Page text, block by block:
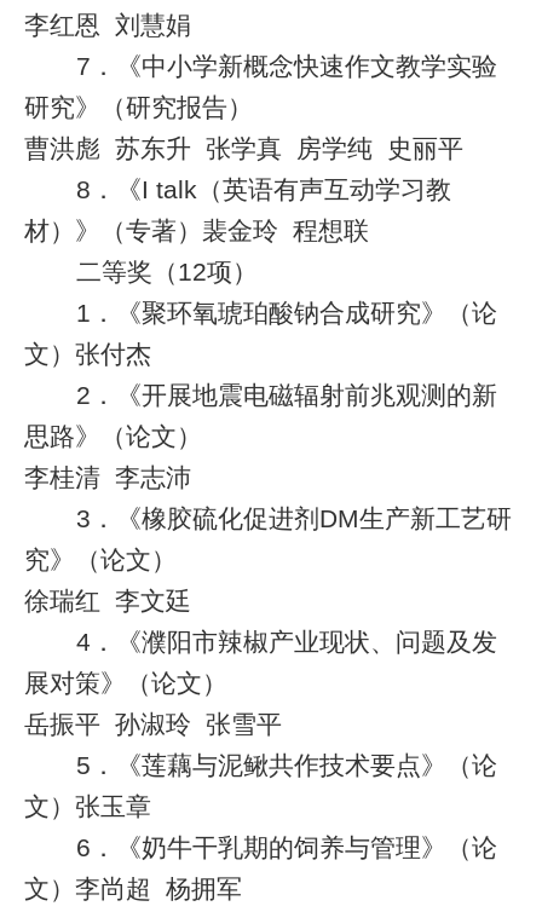
李红恩 刘慧娟
7 ．《中小学新概念快速作文教学实验
研究》（研究报告）
曹洪彪 苏东升 张学真 房学纯
史丽平
8 ． 《I talk（英语有声互动学习教
材）》（专著） 裴金玲 程想联
二等奖（12项）
1 ．《聚环氧琥珀酸钠合成研究》（论
文）张付杰
2 ．《开展地震电磁辐射前兆观测的新
思路》（论文）
李桂清 李志沛
3 ．《橡胶硫化促进剂 DM生产新工艺研
究》（论文）
徐瑞红 李文廷
4 ．《濮阳市辣椒产业现状、问题及发
展对策》（论文）
岳振平 孙淑玲 张雪平
5 ．《莲藕与泥鳅共作技术要点》（论
文）张玉章
6 ．《奶牛干乳期的饲养与管理》（论
文）李尚超 杨拥军